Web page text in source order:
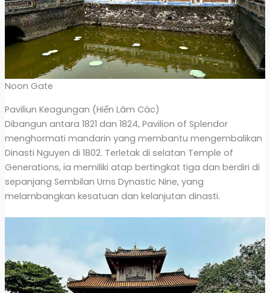
Noon Gate
Paviliun Keagungan (Hiển Lâm Các)
Dibangun antara 1821 dan 1824, Pavilion of Splendor
menghormati mandarin yang membantu mengembalikan
Dinasti Nguyen di 1802. Terletak di selatan Temple of
Generations, ia memiliki atap bertingkat tiga dan berdiri di
sepanjang Sembilan Urns Dynastic Nine, yang
melambangkan kesatuan dan kelanjutan dinasti.